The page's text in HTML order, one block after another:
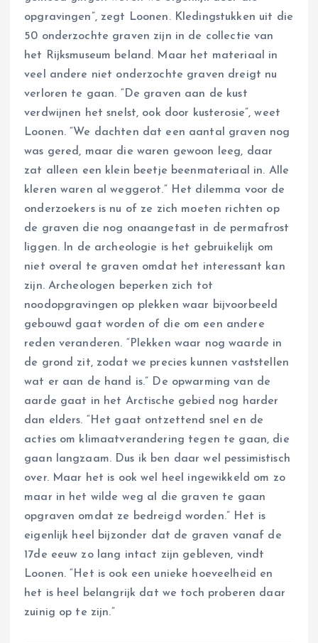
opgravingen”, zegt Loonen. Kledingstukken uit die
50 onderzochte graven zijn in de collectie van
het Rijksmuseum beland. Maar het materiaal in
veel andere niet onderzochte graven dreigt nu
verloren te gaan. “De graven aan de kust
verdwijnen het snelst, ook door kusterosie”, weet
Loonen. “We dachten dat een aantal graven nog
was gered, maar die waren gewoon leeg, daar
zat alleen een klein beetje beenmateriaal in. Alle
kleren waren al weggerot.” Het dilemma voor de
onderzoekers is nu of ze zich moeten richten op
de graven die nog onaangetast in de permafrost
liggen. In de archeologie is het gebruikelijk om
niet overal te graven omdat het interessant kan
zijn. Archeologen beperken zich tot
noodopgravingen op plekken waar bijvoorbeeld
gebouwd gaat worden of die om een andere
reden veranderen. “Plekken waar nog waarde in
de grond zit, zodat we precies kunnen vaststellen
wat er aan de hand is.” De opwarming van de
aarde gaat in het Arctische gebied nog harder
dan elders. “Het gaat ontzettend snel en de
acties om klimaatverandering tegen te gaan, die
gaan langzaam. Dus ik ben daar wel pessimistisch
over. Maar het is ook wel heel ingewikkeld om zo
maar in het wilde weg al die graven te gaan
opgraven omdat ze bedreigd worden.” Het is
eigenlijk heel bijzonder dat de graven vanaf de
17de eeuw zo lang intact zijn gebleven, vindt
Loonen. “Het is ook een unieke hoeveelheid en
het is heel belangrijk dat we toch proberen daar
zuinig op te zijn.”